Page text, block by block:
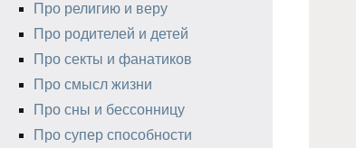
Про религию и веру
Про родителей и детей
Про секты и фанатиков
Про смысл жизни
Про сны и бессонницу
Про супер способности